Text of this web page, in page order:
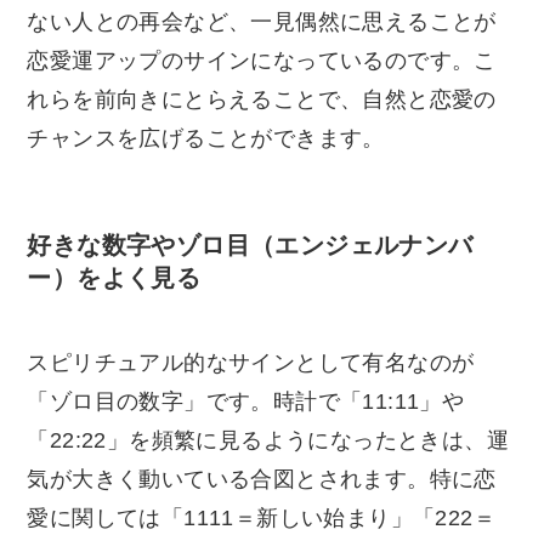
ない人との再会など、一見偶然に思えることが
恋愛運アップのサインになっているのです。こ
れらを前向きにとらえることで、自然と恋愛の
チャンスを広げることができます。
好きな数字やゾロ目（エンジェルナンバ
ー）をよく見る
スピリチュアル的なサインとして有名なのが
「ゾロ目の数字」です。時計で「11:11」や
「22:22」を頻繁に見るようになったときは、運
気が大きく動いている合図とされます。特に恋
愛に関しては「1111＝新しい始まり」「222＝